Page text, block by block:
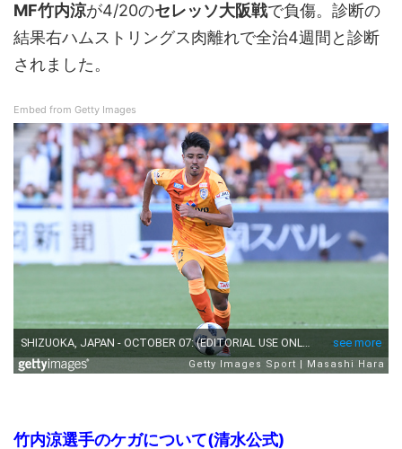
MF竹内涼が4/20のセレッソ大阪戦で負傷。診断の
結果右ハムストリングス肉離れで全治4週間と診断
されました。
Embed from Getty Images
竹内涼選手のケガについて(清水公式)